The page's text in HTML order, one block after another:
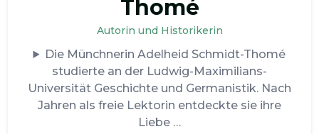
Thomé
Autorin und Historikerin
Die Münchnerin Adelheid Schmidt-Thomé
studierte an der Ludwig-Maximilians-
Universität Geschichte und Germanistik. Nach
Jahren als freie Lektorin entdeckte sie ihre
Liebe